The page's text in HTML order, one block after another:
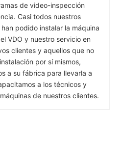
de video-inspección
Casi todos nuestros
podido instalar la máquina
VDO y nuestro servicio en
clientes y aquellos que no
por sí mismos,
a su fábrica para llevarla a
a los técnicos y
de nuestros clientes.